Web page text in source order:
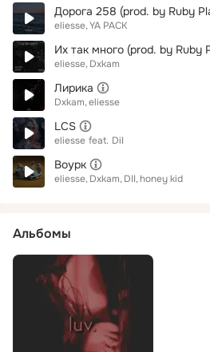
Дорога 258 (prod. by Ruby
eliesse YA PACK
Их так много (prod. by Ruby
eliesse Dxkam
Лирика
Dxkam eliesse
LCS
eliesse feat. DiI
Воурк
eliesse Dxkam DII honey kid
Альбомы